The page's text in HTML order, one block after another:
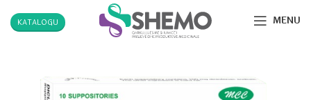
KATALOGU MENU